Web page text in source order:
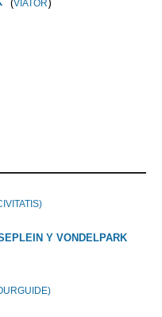
VIATOR
Y VONDELPARK